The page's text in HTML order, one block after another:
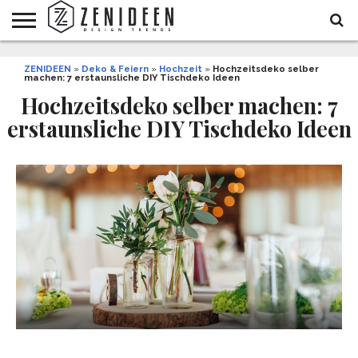
INNENDESIGN
ARCHITEKTUR
GARTEN
UND
LIFESTYLE
DEKO
&
DIY
STYLE
REZEPTE
GESUNDHEIT
WEIHNACHTEN
ZENIDEEN » Deko & Feiern » Hochzeit » Hochzeitsdeko selber
machen: 7 erstaunsliche DIY Tischdeko Ideen
Hochzeitsdeko selber machen: 7
erstaunsliche DIY Tischdeko Ideen